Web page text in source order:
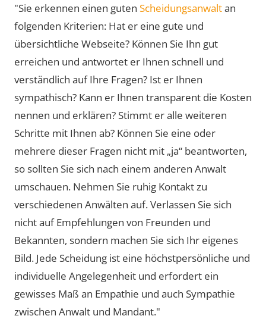
"Sie erkennen einen guten Scheidungsanwaltan
folgenden Kriterien: Hat er eine gute und
übersichtliche Webseite? Können Sie Ihn gut
erreichen und antwortet er Ihnen schnell und
verständlich auf Ihre Fragen? Ist er Ihnen
sympathisch? Kann er Ihnen transparent die Kosten
nennen und erklären? Stimmt er alle weiteren
Schritte mit Ihnen ab? Können Sie eine oder
mehrere dieser Fragen nicht mit „ja“ beantworten,
so sollten Sie sich nach einem anderen Anwalt
umschauen. Nehmen Sie ruhig Kontakt zu
verschiedenen Anwälten auf. Verlassen Sie sich
nicht auf Empfehlungen von Freunden und
Bekannten, sondern machen Sie sich Ihr eigenes
Bild. Jede Scheidung ist eine höchstpersönliche und
individuelle Angelegenheit und erfordert ein
gewisses Maß an Empathie und auch Sympathie
zwischen Anwalt und Mandant."